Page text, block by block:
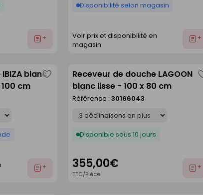
Ajouter
Disponibilité selon magasin
Voir prix et disponibilité en
magasin
blanc
cm
Ajouter
Enregistrer
comme
Receveur de douche LAGOON
blanc lisse - 100 x 80 cm
Référence : 30166043
Disponible sous 10 jours
355,00€
TTC/Pièce